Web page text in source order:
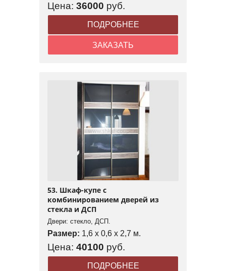
Цена: 36000 руб.
ПОДРОБНЕЕ
ЗАКАЗАТЬ
53. Шкаф-купе с
комбинированием дверей из
стекла и ДСП
Двери: стекло, ДСП.
Размер: 1,6 x 0,6 x 2,7 м.
Цена: 40100 руб.
ПОДРОБНЕЕ